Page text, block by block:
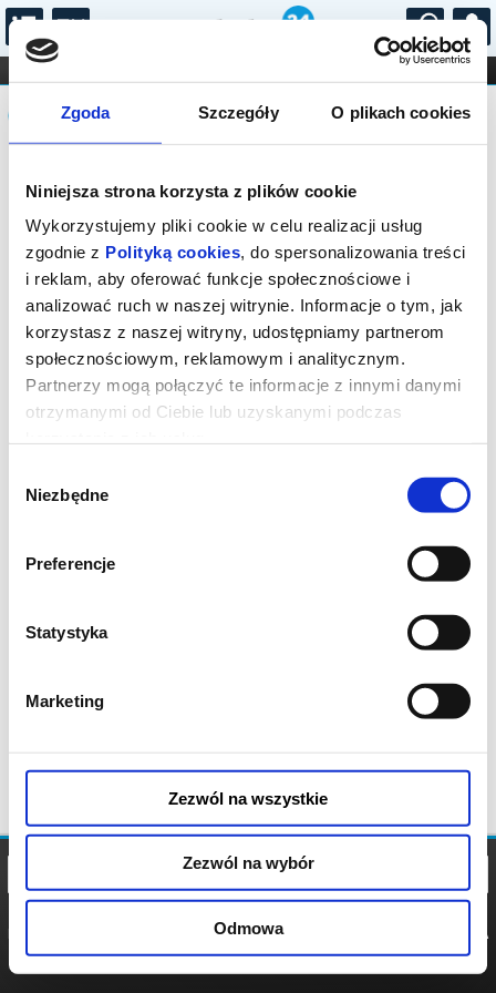
Zgoda Szczegóły O plikach cookies
Niniejsza strona korzysta z plików cookie
Wykorzystujemy pliki cookie w celu realizacji usług
zgodnie z Polityką cookies, do spersonalizowania treści
i reklam, aby oferować funkcje społecznościowe i
analizować ruch w naszej witrynie. Informacje o tym, jak
korzystasz z naszej witryny, udostępniamy partnerom
społecznościowym, reklamowym i analitycznym.
Partnerzy mogą połączyć te informacje z innymi danymi
otrzymanymi od Ciebie lub uzyskanymi podczas
zgody
Niezbędne
Preferencje
Statystyka
Marketing
Zezwól na wszystkie
Zezwól na wybór
Odmowa
...
FILHARMONIA OPERA I BALET
STAND-UP
DLA DZIECI
Komunikat
Sprzedaż on-line została zakończona,
sprawdź dostępność biletów w kasie.
POLITYKA
POLITYKA